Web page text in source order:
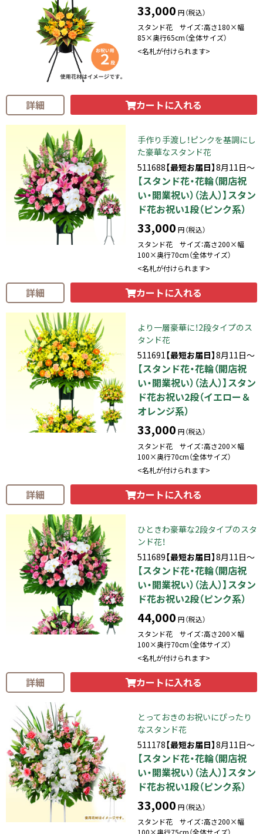
33,000 円（税込）
スタンド花 サイズ：高さ180×幅
85×奥行65cm（全体サイズ）
<名札が付けられます>
詳細 カートに入れる
手作り手渡し！ピンクを基調にし
た豪華なスタンド花
511688【最短お届日】8月11日～
【スタンド花・花輪（開店祝
い・開業祝い）（法人）】スタン
ド花お祝い1段（ピンク系）
33,000 円（税込）
スタンド花 サイズ：高さ200×幅
100×奥行70cm（全体サイズ）
<名札が付けられます>
詳細 カートに入れる
より一層豪華に！2段タイプのス
タンド花
511691【最短お届日】8月11日～
【スタンド花・花輪（開店祝
い・開業祝い）（法人）】スタン
ド花お祝い2段（イエロー＆
オレンジ系）
33,000 円（税込）
スタンド花 サイズ：高さ200×幅
100×奥行70cm（全体サイズ）
<名札が付けられます>
詳細 カートに入れる
ひときわ豪華な2段タイプのスタ
ンド花！
511689【最短お届日】8月11日～
【スタンド花・花輪（開店祝
い・開業祝い）（法人）】スタン
ド花お祝い2段（ピンク系）
44,000 円（税込）
スタンド花 サイズ：高さ200×幅
100×奥行70cm（全体サイズ）
<名札が付けられます>
詳細 カートに入れる
とっておきのお祝いにぴったり
なスタンド花
511178【最短お届日】8月11日～
【スタンド花・花輪（開店祝
い・開業祝い）（法人）】スタン
ド花お祝い1段（ピンク系）
33,000 円（税込）
スタンド花 サイズ：高さ200×幅